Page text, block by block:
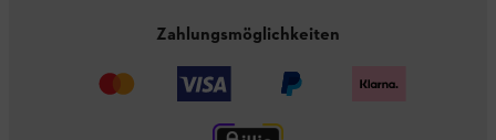
Zahlungsmöglichkeiten